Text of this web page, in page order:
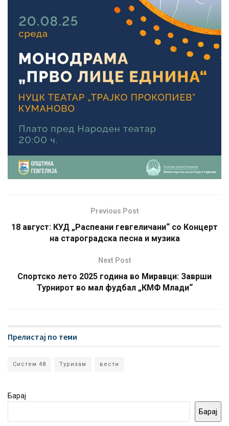
Previous Post
18 август: КУД „Распеани гевгеличани“ со Концерт
на староградска песна и музика
Next Post
Спортско лето 2025 година во Миравци: Заврши
Турнирот во мал фудбал „КМФ Млади“
Прелистај по теми
Систем 48 Туризам вести
Барај
Барај